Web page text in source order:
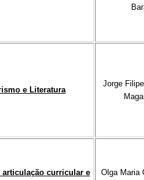
e Literatura
Jorge
articulação curricular e
Olga Maria